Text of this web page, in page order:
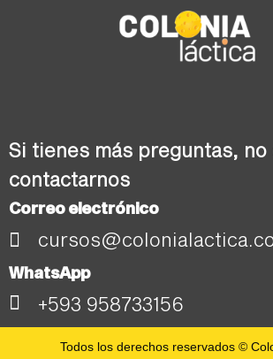
Si tienes más preguntas, no
contactarnos
Correo electrónico
WhatsApp
+593 958733156
Todos los derechos reservados ©